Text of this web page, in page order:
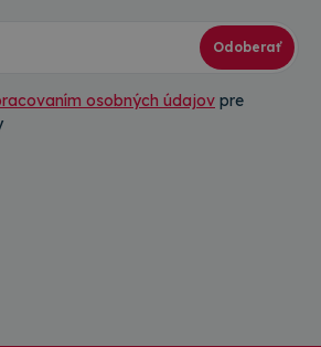
Odoberať
osobných údajov pre